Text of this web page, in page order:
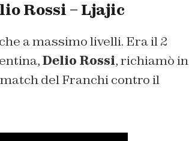
Rossi – Ljajic
a massimo livelli. Era il 2
Delio Rossi, richiamò in
del Franchi contro il